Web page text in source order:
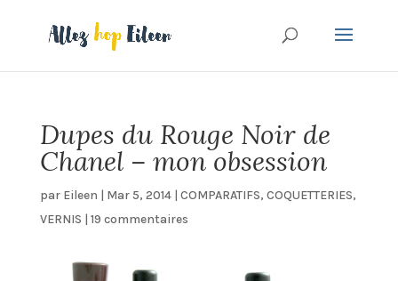
Dupes du Rouge Noir de
Chanel – mon obsession
par Eileen | Mar 5, 2014| COMPARATIFS, COQUETTERIES,
VERNIS | 19 commentaires